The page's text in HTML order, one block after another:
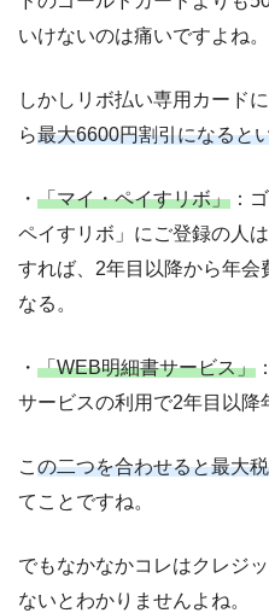
いけないのは痛いですよね。
しかしリボ払い専用カード
ら最大6600円割引になると
・ 「マイ・ペイすリボ」 ：
ペイすリボ」にご登録の人
すれば、2年目以降から年会
なる。
・ 「WEB明細書サービス」
サービスの利用で2年目以降
こ の二つを合わせると最大
てことですね。
でもなかなかコレはクレジ
ないとわかりませんよね。